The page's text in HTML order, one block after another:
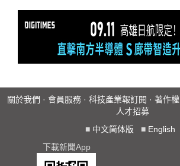
關於我們 · 會員服務 · 科技產業報訂閱 · 著作權
人才招募
■ 中文简体版 ■ English
下載新聞App